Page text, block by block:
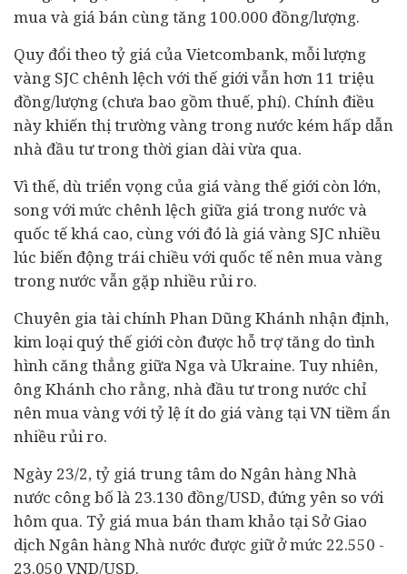
mua và giá bán cùng tăng 100.000 đồng/lượng.
Quy đổi theo tỷ giá của Vietcombank, mỗi lượng
vàng SJC chênh lệch với thế giới vẫn hơn 11 triệu
đồng/lượng (chưa bao gồm thuế, phí). Chính điều
này khiến thị trường vàng trong nước kém hấp dẫn
nhà đầu tư trong thời gian dài vừa qua.
Vì thế, dù triển vọng của giá vàng thế giới còn lớn,
song với mức chênh lệch giữa giá trong nước và
quốc tế khá cao, cùng với đó là giá vàng SJC nhiều
lúc biến động trái chiều với quốc tế nên mua vàng
trong nước vẫn gặp nhiều rủi ro.
Chuyên gia tài chính Phan Dũng Khánh nhận định,
kim loại quý thế giới còn được hỗ trợ tăng do tình
hình căng thẳng giữa Nga và Ukraine. Tuy nhiên,
ông Khánh cho rằng, nhà đầu tư trong nước chỉ
nên mua vàng với tỷ lệ ít do giá vàng tại VN tiềm ẩn
nhiều rủi ro.
Ngày 23/2, tỷ giá trung tâm do Ngân hàng Nhà
nước công bố là 23.130 đồng/USD, đứng yên so với
hôm qua. Tỷ giá mua bán tham khảo tại Sở Giao
dịchNgân hàng Nhà nước được giữ ở mức 22.550 -
23.050 VND/USD.